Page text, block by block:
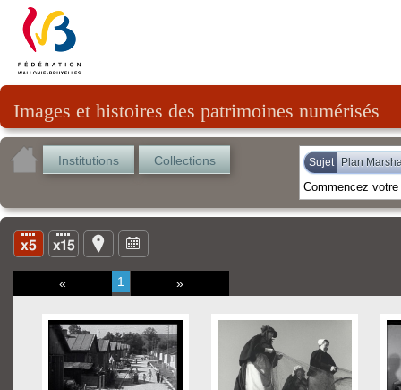
Images et histoires des patrimoines numérisés
Institutions Collections Sujet Plan
« 1 »